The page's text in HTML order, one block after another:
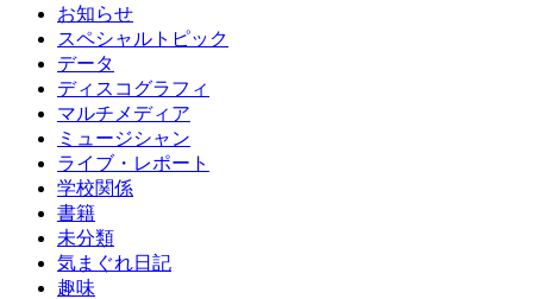
お知らせ
スペシャルトピック
データ
ディスコグラフィ
マルチメディア
ミュージシャン
ライブ・レポート
学校関係
書籍
未分類
気まぐれ日記
趣味